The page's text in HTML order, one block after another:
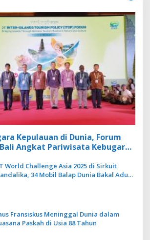
Kepulauan di Dunia, Forum
Angkat Pariwisata Kebugaran
World Challenge Asia 2025 di Sirkuit
34 Mobil Balap Dunia Bakal Adu
Fransiskus Meninggal Dunia dalam
Paskah di Usia 88 Tahun